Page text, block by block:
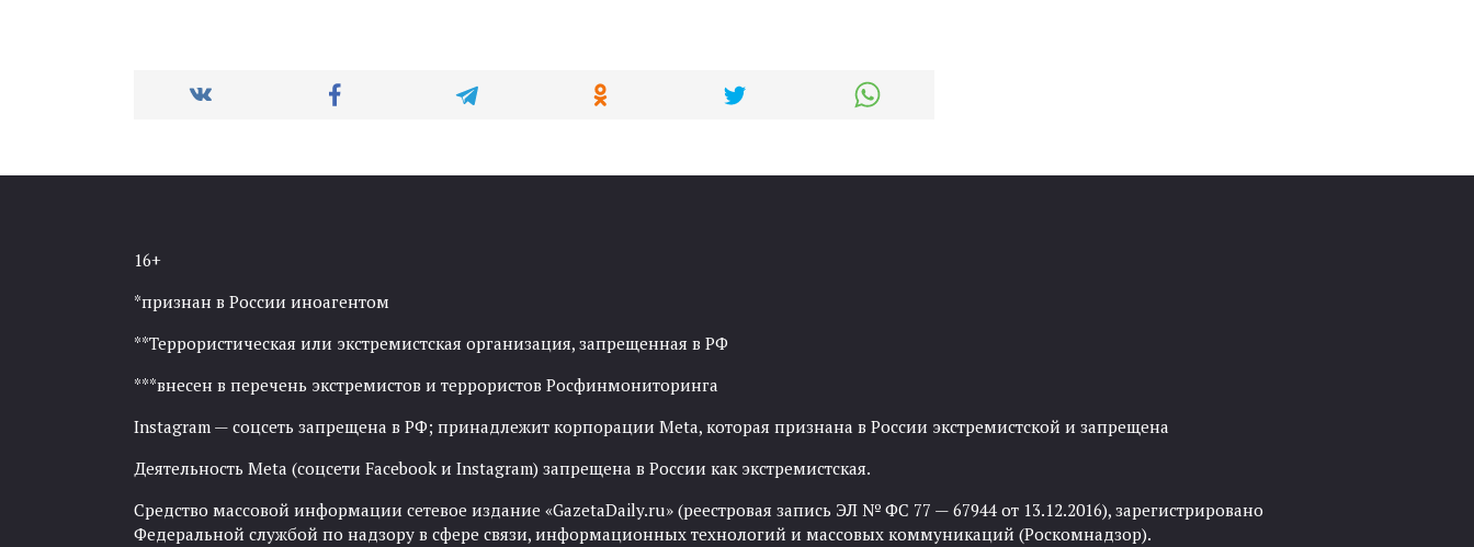
16+
*признан в России иноагентом
**Террористическая или экстремистская организация, запрещенная в РФ
***внесен в перечень экстремистов и террористов Росфинмониторинга
Instagram — соцсеть запрещена в РФ; принадлежит корпорации Meta, которая признана в России экстремистской и запрещена
Деятельность Meta (соцсети Facebook и Instagram) запрещена в России как экстремистская.
Средство массовой информации сетевое издание «GazetaDaily.ru» (реестровая запись ЭЛ № ФС 77 — 67944 от 13.12.2016), зарегистрировано
Федеральной службой по надзору в сфере связи, информационных технологий и массовых коммуникаций (Роскомнадзор).